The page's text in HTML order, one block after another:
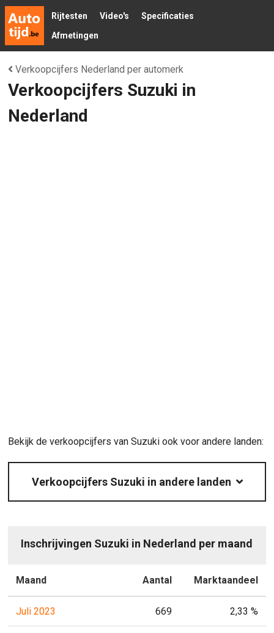
Rijtesten Video's
Specificaties
Afmetingen
Verkoopcijfers Nederland per automerk
Verkoopcijfers Suzuki in
Nederland
Bekijk de verkoopcijfers van Suzuki ook voor andere landen:
Verkoopcijfers Suzuki in andere landen
Inschrijvingen Suzuki in Nederland per maand
Maand Aantal Marktaandeel
Juli 2023 669 2,33 %